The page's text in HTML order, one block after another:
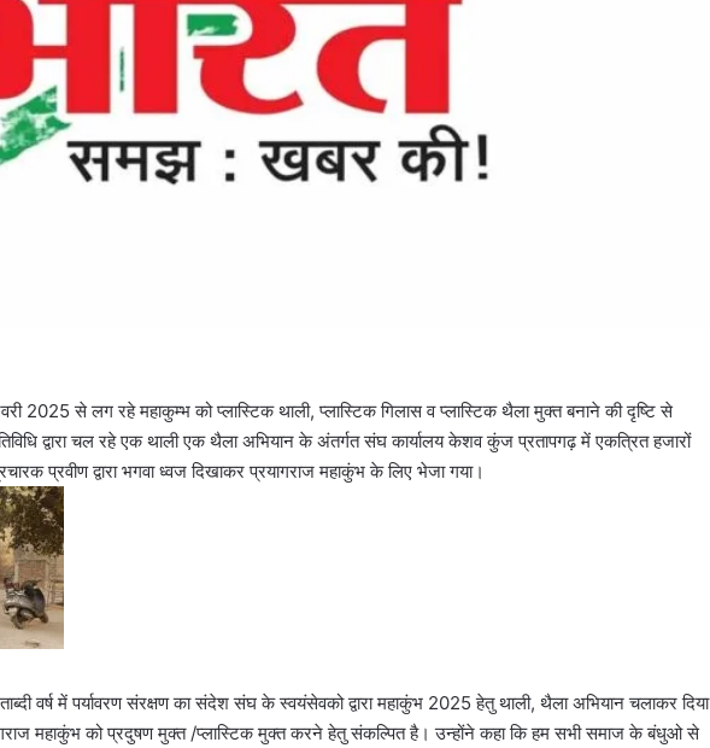
2025 से लग रहे महाकुम्भ को प्लास्टिक थाली, प्लास्टिक गिलास व प्लास्टिक थैला मुक्त बनाने की दृष्टि से
द्वारा चल रहे एक थाली एक थैला अभियान के अंतर्गत संघ कार्यालय केशव कुंज प्रतापगढ़ में एकत्रित हजारों
प्रवीण द्वारा भगवा ध्वज दिखाकर प्रयागराज महाकुंभ के लिए भेजा गया।
वर्ष में पर्यावरण संरक्षण का संदेश संघ के स्वयंसेवको द्वारा महाकुंभ 2025 हेतु थाली, थैला अभियान चलाकर दिया
महाकुंभ को प्रदुषण मुक्त /प्लास्टिक मुक्त करने हेतु संकल्पित है। उन्होंने कहा कि हम सभी समाज के बंधुओ से